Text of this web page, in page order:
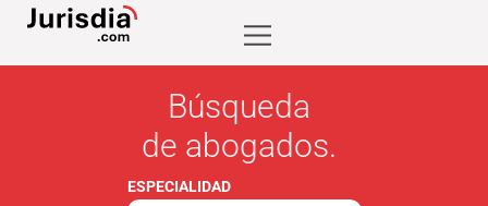
Búsqueda
de abogados.
ESPECIALIDAD